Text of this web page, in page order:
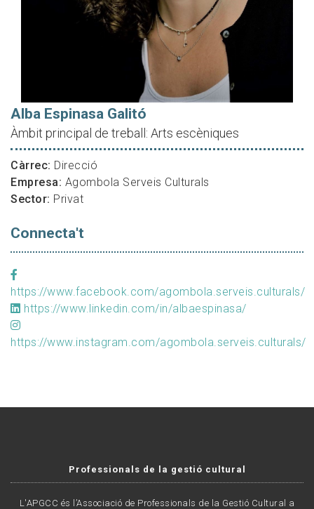
Alba Espinasa Galitó
Àmbit principal de treball: Arts escèniques
Càrrec: Direcció
Empresa: Agombola Serveis Culturals
Sector: Privat
Connecta't
https://www.facebook.com/agombola.serveis.culturals/
https://www.linkedin.com/in/albaespinasa/
https://www.instagram.com/agombola.serveis.culturals/
Professionals de la gestió cultural
L'APGCC és l’Associació de Professionals de la Gestió Cultural a